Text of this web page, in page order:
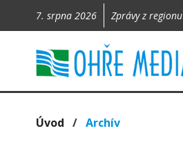
7. srpna 2026 Zprávy z regionu
Úvod / Archív